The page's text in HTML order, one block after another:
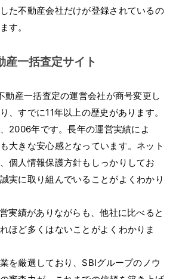
た不動産会社だけが登録されているの
す。
産一括査定サイト
動産一括査定の運営会社が商号変更し
、すでに11年以上の歴史があります。
2006年です。長年の運営実績によ
大きな安心感となっています。ネット
個人情報保護方針もしっかりしてお
実に取り組んでいることがよくわかり
実績がありながらも、他社に比べると
ほど多くはないことがよくわかりま
を厳選しており、SBIグループのノウ